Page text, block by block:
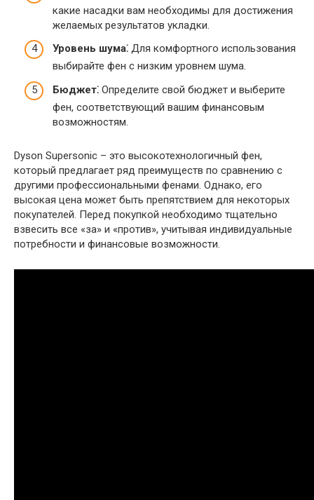
какие насадки вам необходимы для достижения
желаемых результатов укладки.
Уровень шума⁚ Для комфортного использования
выбирайте фен с низким уровнем шума.
Бюджет⁚ Определите свой бюджет и выберите
фен, соответствующий вашим финансовым
возможностям.
Dyson Supersonic – это высокотехнологичный фен,
который предлагает ряд преимуществ по сравнению с
другими профессиональными фенами. Однако, его
высокая цена может быть препятствием для некоторых
покупателей. Перед покупкой необходимо тщательно
взвесить все «за» и «против», учитывая индивидуальные
потребности и финансовые возможности.